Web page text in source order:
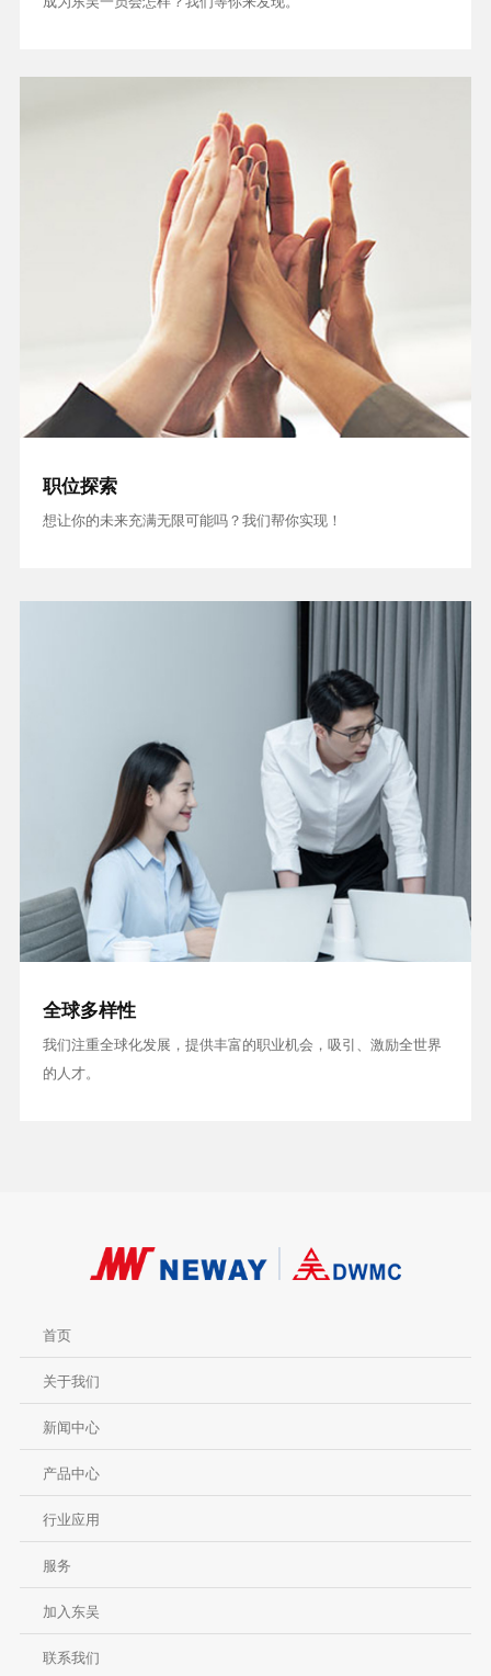
职位探索
想让你的未来充满无限可能吗？我们帮你实现！
全球多样性
我们注重全球化发展，提供丰富的职业机会，吸引、激励全世界
的人才。
首页
关于我们
新闻中心
产品中心
行业应用
服务
加入东吴
联系我们